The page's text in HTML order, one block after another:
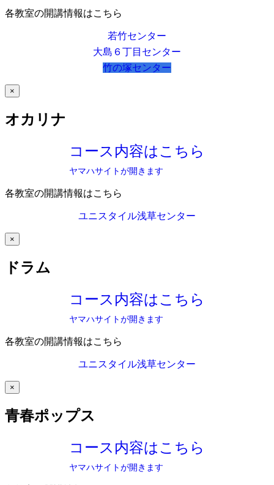
各教室の開講情報はこちら
若竹センター
大島６丁目センター
竹の塚センター
×
オカリナ
コース内容はこちら
ヤマハサイトが開きます
各教室の開講情報はこちら
ユニスタイル浅草センター
×
ドラム
コース内容はこちら
ヤマハサイトが開きます
各教室の開講情報はこちら
ユニスタイル浅草センター
×
青春ポップス
コース内容はこちら
ヤマハサイトが開きます